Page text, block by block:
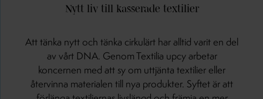
Nytt liv till kasserade textilier
Att tänka nytt och tänka cirkulärt har alltid varit en del
av vårt DNA. Genom Textilia upcy arbetar
koncernen med att sy om uttjänta textilier eller
återvinna materialen till nya produkter. Syftet är att